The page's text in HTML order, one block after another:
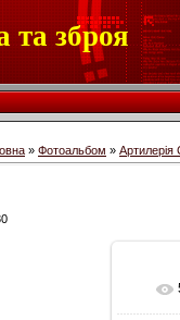
та зброя
» Фотоальбом »